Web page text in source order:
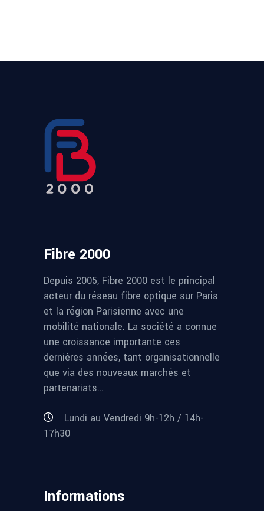
Fibre 2000
Depuis 2005, Fibre 2000 est le principal
acteur du réseau fibre optique sur Paris
et la région Parisienne avec une
mobilité nationale. La société a connue
une croissance importante ces
dernières années, tant organisationnelle
que via des nouveaux marchés et
partenariats…
Lundi au Vendredi 9h-12h / 14h-
17h30
Informations